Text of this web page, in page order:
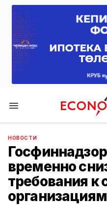
НОВОСТИ
временно
требования к
организациям